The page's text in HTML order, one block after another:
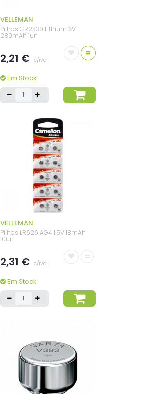
VELLEMAN
Pilhas CR2330 Lithium 3V
280mAh 1un
2,21 € c/iva
=
Em Stock
VELLEMAN
Pilhas LR626 AG4 1.5V 18mAh
10un
2,31 € c/iva
=
Em Stock